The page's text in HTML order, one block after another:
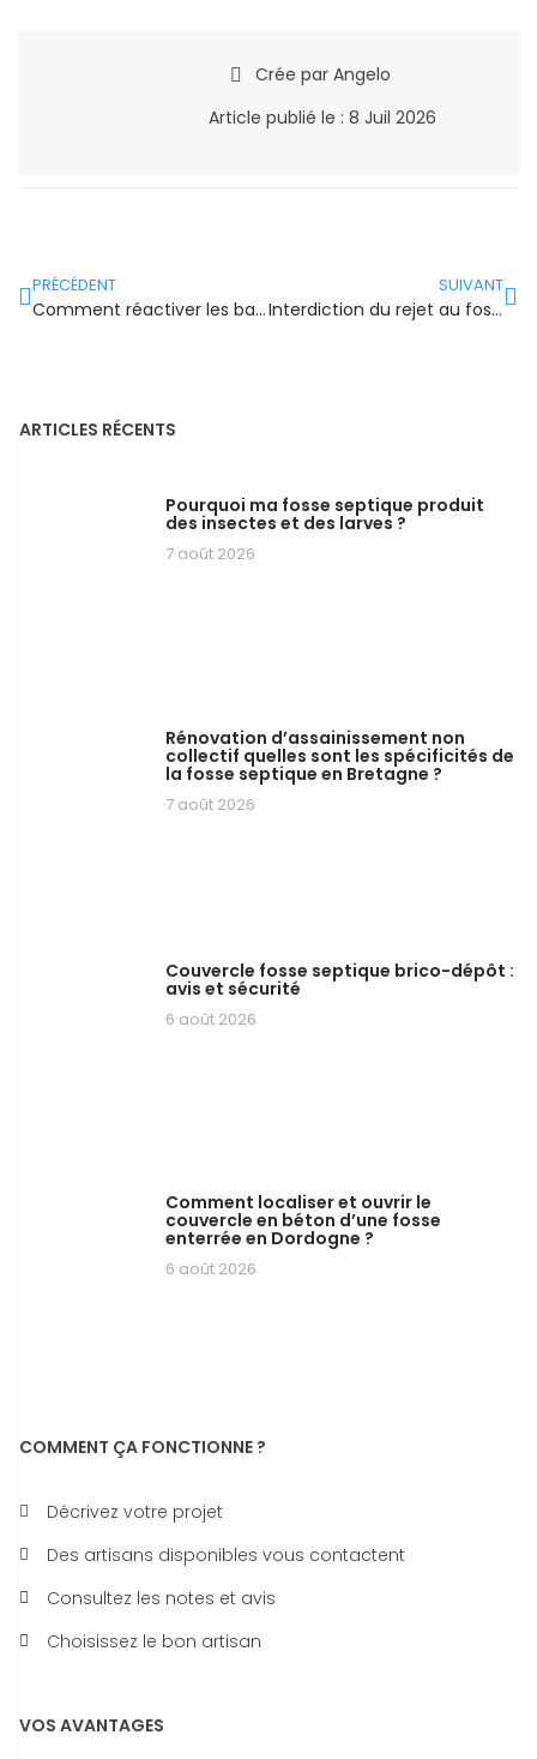
Crée parAngelo
Article publié le : 8 Juil 2026
PRÉCÉDENT
Comment réactiver les bactéries de sa fosse après un hiver ?
SUIVANT
Interdiction du rejet au fossé : que dit la loi en 2026 ?
ARTICLES RÉCENTS
Pourquoi ma fosse septique produit
des insectes et des larves ?
7 août 2026
Rénovation d’assainissement non
collectif quelles sont les spécificités de
la fosse septique en Bretagne ?
7 août 2026
Couvercle fosse septique brico-dépôt :
avis et sécurité
6 août 2026
Comment localiser et ouvrir le
couvercle en béton d’une fosse
enterrée en Dordogne ?
6 août 2026
COMMENT ÇA FONCTIONNE ?
Décrivez votre projet
Des artisans disponibles vous contactent
Consultez les notes et avis
Choisissez le bon artisan
VOS AVANTAGES